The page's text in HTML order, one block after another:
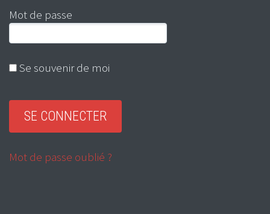
Mot de passe
Se souvenir de moi
Mot de passe oublié ?